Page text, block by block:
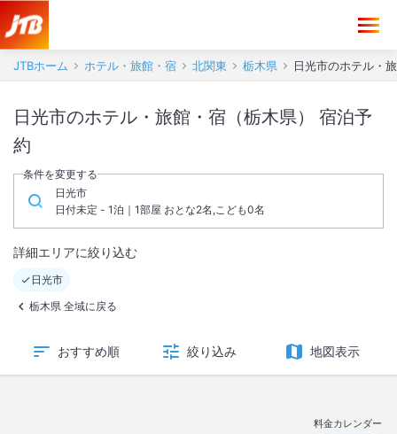
JTBホーム ホテル・旅館・宿 北関東 栃木県 日光市のホテル・
日光市のホテル・旅館・宿（栃木県） 宿泊予
約
条件を変更する
日光市
日付未定 - 1泊｜1部屋 おとな2名,こども0名
詳細エリアに絞り込む
日光市
栃木県 全域に戻る
おすすめ順 絞り込み 地図表示
料金カレンダー